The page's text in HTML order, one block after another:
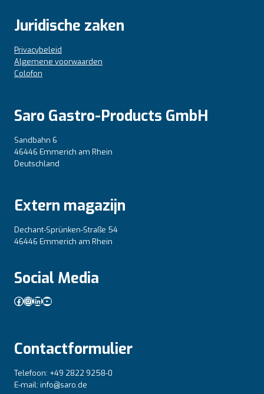
Juridische zaken
Privacybeleid
Algemene voorwaarden
Colofon
Saro Gastro-Products GmbH
Sandbahn 6
46446 Emmerich am Rhein
Deutschland
Extern magazijn
Dechant-Sprünken-Straße 54
46446 Emmerich am Rhein
Social Media
Facebook
Instagram
LinkedIn
YouTube
Contactformulier
Telefoon: +49 2822 9258-0
E-mail: info@saro.de